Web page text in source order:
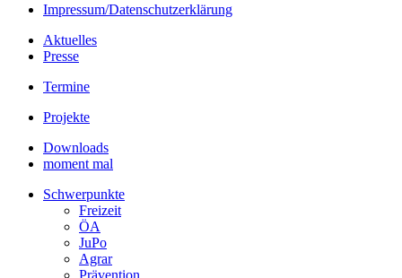
Impressum/Datenschutzerklärung
Aktuelles
Presse
Termine
Projekte
Downloads
moment mal
Schwerpunkte
Freizeit
ÖA
JuPo
Agrar
Prävention